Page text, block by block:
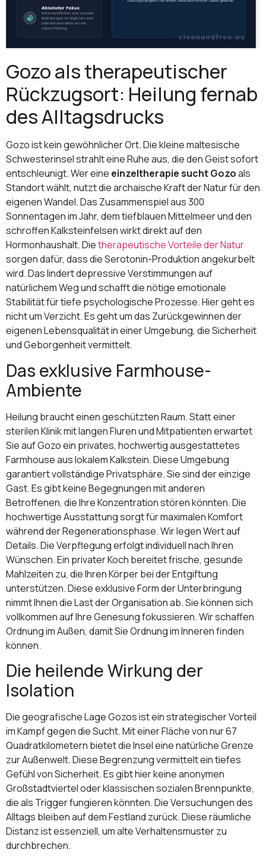
Gozo als therapeutischer
Rückzugsort: Heilung fernab
des Alltagsdrucks
Gozo ist kein gewöhnlicher Ort. Die kleine maltesische
Schwesterinsel strahlt eine Ruhe aus, die den Geist sofort
entschleunigt. Wer eine einzeltherapie sucht Gozoals
Standort wählt, nutzt die archaische Kraft der Natur für den
eigenen Wandel. Das Zusammenspiel aus 300
Sonnentagen im Jahr, dem tiefblauen Mittelmeer und den
schroffen Kalksteinfelsen wirkt direkt auf den
Hormonhaushalt. Dietherapeutische Vorteile der Natur
sorgen dafür, dass die Serotonin-Produktion angekurbelt
wird. Das lindert depressive Verstimmungen auf
natürlichem Weg und schafft die nötige emotionale
Stabilität für tiefe psychologische Prozesse. Hier geht es
nicht um Verzicht. Es geht um das Zurückgewinnen der
eigenen Lebensqualität in einer Umgebung, die Sicherheit
und Geborgenheit vermittelt.
Das exklusive Farmhouse-
Ambiente
Heilung braucht einen geschützten Raum. Statt einer
sterilen Klinik mit langen Fluren und Mitpatienten erwartet
Sie auf Gozo ein privates, hochwertig ausgestattetes
Farmhouse aus lokalem Kalkstein. Diese Umgebung
garantiert vollständige Privatsphäre. Sie sind der einzige
Gast. Es gibt keine Begegnungen mit anderen
Betroffenen, die Ihre Konzentration stören könnten. Die
hochwertige Ausstattung sorgt für maximalen Komfort
während der Regenerationsphase. Wir legen Wert auf
Details. Die Verpflegung erfolgt individuell nach Ihren
Wünschen. Ein privater Koch bereitet frische, gesunde
Mahlzeiten zu, die Ihren Körper bei der Entgiftung
unterstützen. Diese exklusive Form der Unterbringung
nimmt Ihnen die Last der Organisation ab. Sie können sich
vollkommen auf Ihre Genesung fokussieren. Wir schaffen
Ordnung im Außen, damit Sie Ordnung im Inneren finden
können.
Die heilende Wirkung der
Isolation
Die geografische Lage Gozos ist ein strategischer Vorteil
im Kampf gegen die Sucht. Mit einer Fläche von nur 67
Quadratkilometern bietet die Insel eine natürliche Grenze
zur Außenwelt. Diese Begrenzung vermittelt ein tiefes
Gefühl von Sicherheit. Es gibt hier keine anonymen
Großstadtviertel oder klassischen sozialen Brennpunkte,
die als Trigger fungieren könnten. Die Versuchungen des
Alltags bleiben auf dem Festland zurück. Diese räumliche
Distanz ist essenziell, um alte Verhaltensmuster zu
durchbrechen.